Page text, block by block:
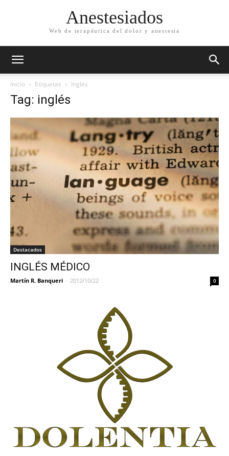
Anestesiados
Web de terapéutica del dolor y anestesia
Inicio Etiquetas Inglés
Tag: inglés
Destacados
INGLÉS MÉDICO
Martín R. Banqueri - 2012/10/22 0